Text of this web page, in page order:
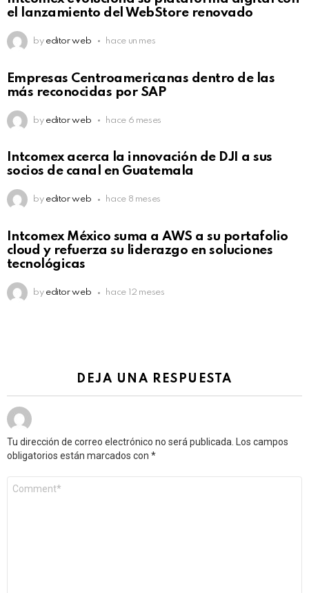
el lanzamiento del WebStore renovado
by editor web hace un mes
Empresas Centroamericanas dentro de las
más reconocidas por SAP
by editor web hace 6 meses
Intcomex acerca la innovación de DJI a sus
socios de canal en Guatemala
by editor web hace 8 meses
Intcomex México suma a AWS a su portafolio
cloud y refuerza su liderazgo en soluciones
tecnológicas
by editor web hace 12 meses
DEJA UNA RESPUESTA
Tu dirección de correo electrónico no será publicada.
Los campos
obligatorios están marcados con *